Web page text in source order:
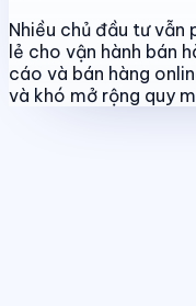
Nhiều chủ đầu tư vẫn
lẻ cho vận hành bán
cáo và bán hàng
và khó mở rộng quy